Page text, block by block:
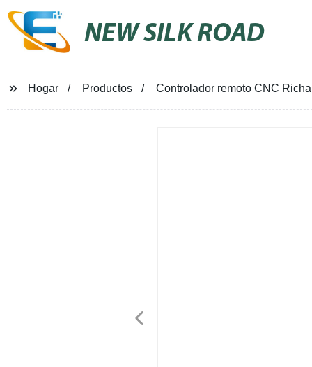
NEW SILK ROAD
Hogar Productos Controlador remoto CNC